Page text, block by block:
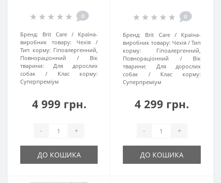
0
Бренд: Brit Care
Країна-
виробник товару:
Чехія
Тип корму: Гіпоалергенний,
Повнораціонний
Вік
тварини:
Для дорослих
собак
Клас корму:
Суперпреміум
4 999 грн.
- +
ДО КОШИКА
0
Бренд: Brit Care
Країна-
виробник товару: Чехія
Тип
корму:
Гіпоалергенний,
Повнораціонний
Вік
тварини:
Для дорослих
собак
Клас корму:
Суперпреміум
4 299 грн.
- +
ДО КОШИКА